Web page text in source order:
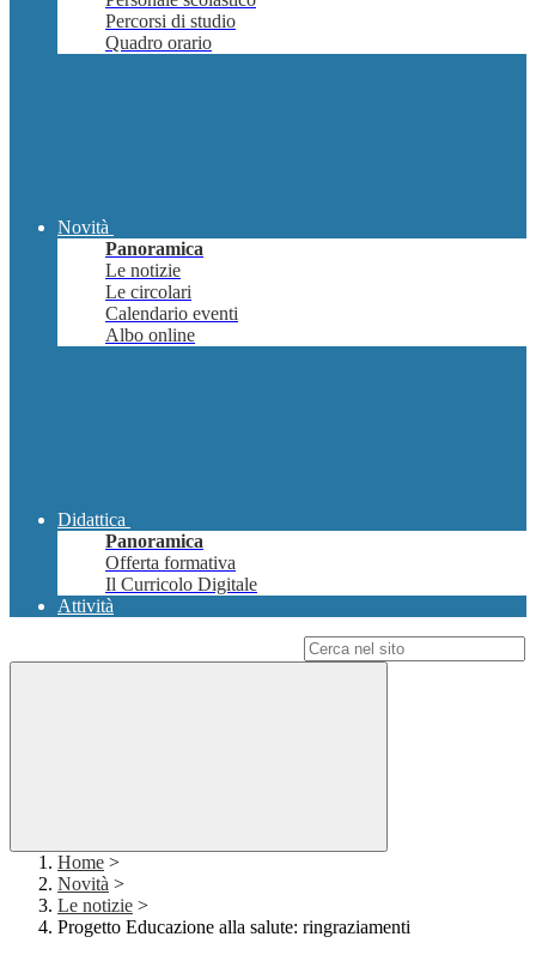
Percorsi di studio
Quadro orario
Novità
Panoramica
Le notizie
Le circolari
Calendario eventi
Albo online
Didattica
Panoramica
Offerta formativa
Il Curricolo Digitale
Attività
Home >
Novità >
Le notizie >
Progetto Educazione alla salute: ringraziamenti